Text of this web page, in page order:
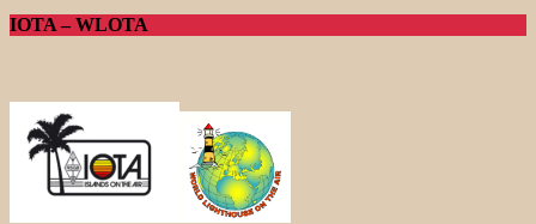
IOTA – WLOTA